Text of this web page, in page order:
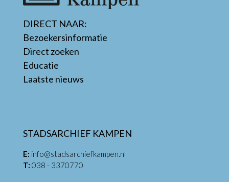
DIRECT NAAR:
Bezoekersinformatie
Direct zoeken
Educatie
Laatste nieuws
STADSARCHIEF KAMPEN
E: info@stadsarchiefkampen.nl
T: 038 - 3370770